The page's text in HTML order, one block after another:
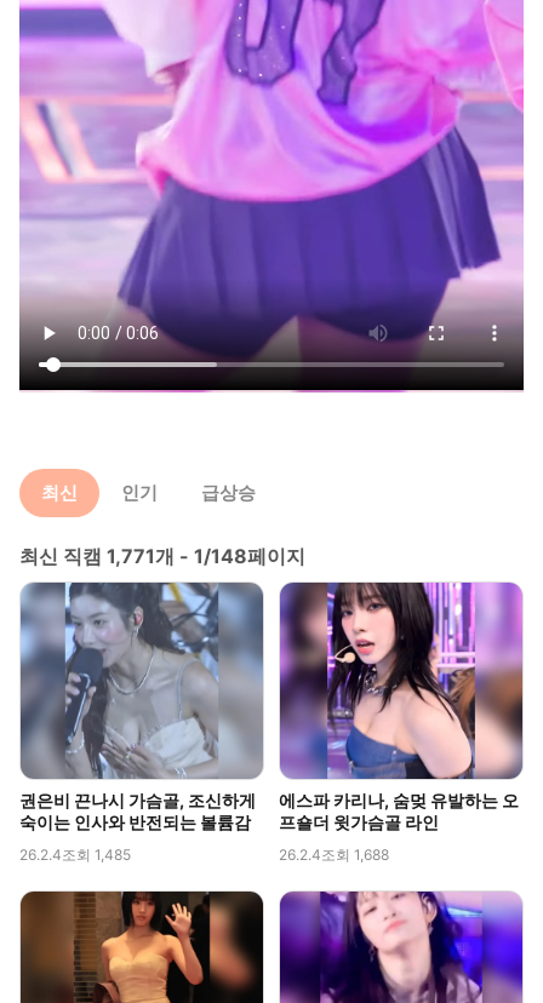
최신 인기 급상승
최신 직캠 1,771개 - 1/148페이지
권은비 끈나시 가슴골, 조신하게
숙이는 인사와 반전되는 볼륨감
26.2.4조회 1,485
에스파 카리나, 숨멎 유발하는 오
프숄더 윗가슴골 라인
26.2.4조회 1,688